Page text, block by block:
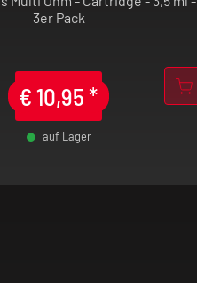
€ 10,95*
auf Lager
3er Pack